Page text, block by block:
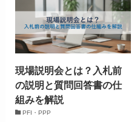
現場説明会とは？入札前
の説明と質問回答書の仕
組みを解説
PFI・PPP